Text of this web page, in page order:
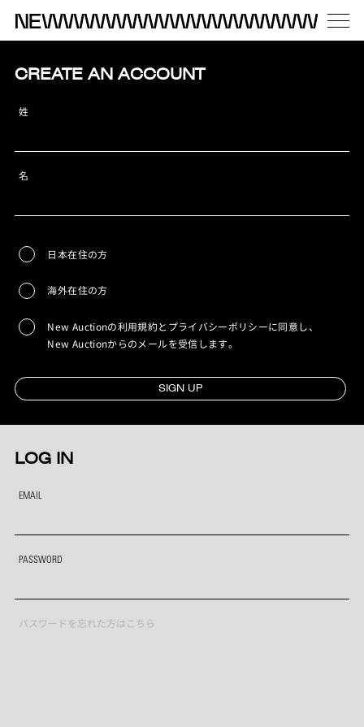
CREATE AN ACCOUNT
姓
名
日本在住の方
海外在住の方
New Auctionの利用規約とプライバシーポリシーに同意し、
New Auctionからのメールを受信します。
SIGN UP
LOG IN
EMAIL
PASSWORD
パスワードを忘れた方はこちら